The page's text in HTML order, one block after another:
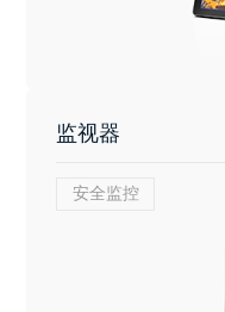
监视器
安全监控